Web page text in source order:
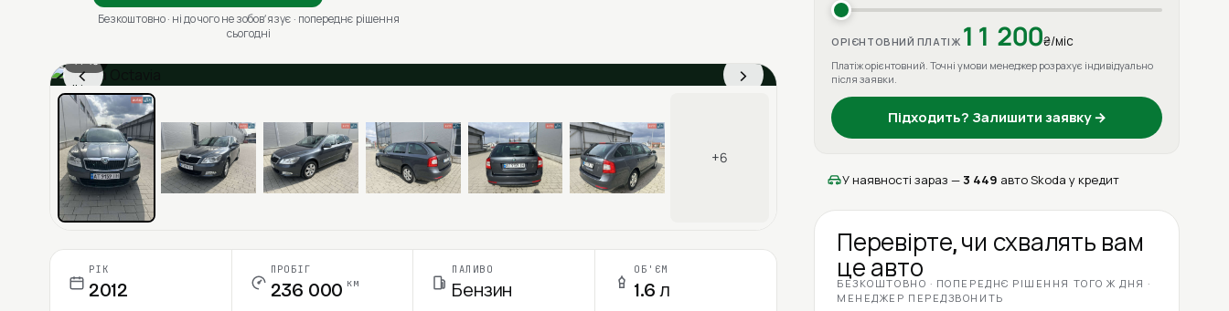
Безкоштовно · ні до чого не зобовʼязує · попереднє рішення
сьогодні
‹ ›
1 / 13
Ціна в місяць
+6
РІК
2012
ПРОБІГ
236 000 км
ПАЛИВО
Бензин
ОБ'ЄМ
1.6 л
ОРІЄНТОВНИЙ ПЛАТІЖ 11 200₴/міс
Платіж орієнтовний. Точні умови менеджер розрахує індивідуально
після заявки.
Підходить? Залишити заявку →
У наявності зараз — 3 449 авто Skoda у кредит
Перевірте, чи схвалять вам
це авто
БЕЗКОШТОВНО · ПОПЕРЕДНЄ РІШЕННЯ ТОГО Ж ДНЯ ·
МЕНЕДЖЕР ПЕРЕДЗВОНИТЬ